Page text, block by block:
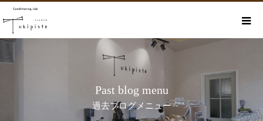
Past blog menu
過去ブログメニュー